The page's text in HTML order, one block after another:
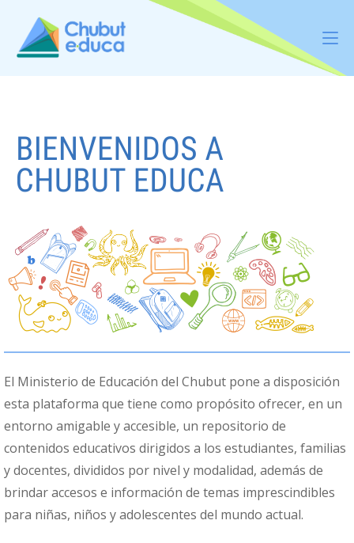
El Ministerio de Educación del Chubut pone a disposición
esta plataforma que tiene como propósito ofrecer, en un
entorno amigable y accesible, un repositorio de
contenidos educativos dirigidos a los estudiantes, familias
y docentes, divididos por nivel y modalidad, además de
brindar accesos e información de temas imprescindibles
para niñas, niños y adolescentes del mundo actual.